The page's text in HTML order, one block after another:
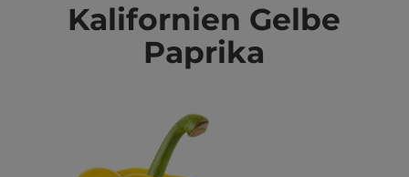
Kalifornien Gelbe
Paprika